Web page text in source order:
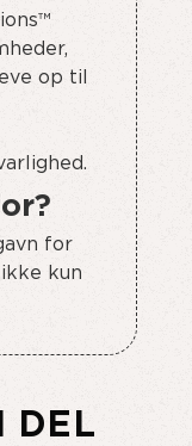
op til
for
kun
DEL